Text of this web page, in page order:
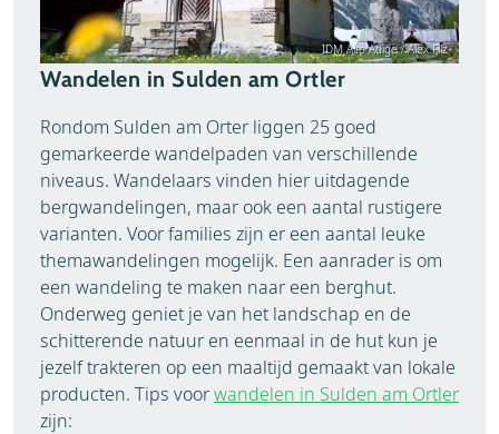
IDM Alto Adige / Alex Filz
Wandelen in Sulden am Ortler
Rondom Sulden am Orter liggen 25 goed
gemarkeerde wandelpaden van verschillende
niveaus. Wandelaars vinden hier uitdagende
bergwandelingen, maar ook een aantal rustigere
varianten. Voor families zijn er een aantal leuke
themawandelingen mogelijk. Een aanrader is om
een wandeling te maken naar een berghut.
Onderweg geniet je van het landschap en de
schitterende natuur en eenmaal in de hut kun je
jezelf trakteren op een maaltijd gemaakt van lokale
producten. Tips voorwandelen in Sulden am Ortler
zijn: